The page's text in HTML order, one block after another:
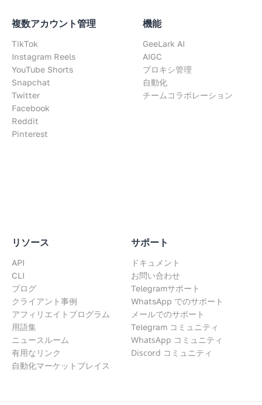
複数アカウント管理
TikTok
Instagram Reels
YouTube Shorts
Snapchat
Twitter
Facebook
Reddit
Pinterest
機能
GeeLark AI
AIGC
プロキシ管理
自動化
チームコラボレーション
リソース
API
CLI
ブログ
クライアント事例
アフィリエイトプログラム
用語集
ニュースルーム
有用なリンク
自動化マーケットプレイス
サポート
ドキュメント
お問い合わせ
Telegramサポート
WhatsApp でのサポート
メールでのサポート
Telegram コミュニティ
WhatsApp コミュニティ
Discord コミュニティ